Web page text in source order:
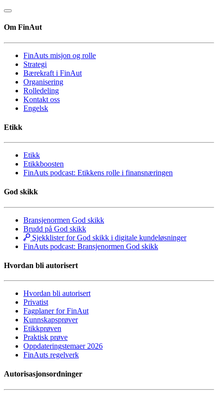
Om FinAut
FinAuts misjon og rolle
Strategi
Bærekraft i FinAut
Organisering
Rolledeling
Kontakt oss
Engelsk
Etikk
Etikk
Etikkboosten
FinAuts podcast: Etikkens rolle i finansnæringen
God skikk
Bransjenormen God skikk
Brudd på God skikk
Sjekklister for God skikk i digitale kundeløsninger
FinAuts podcast: Bransjenormen God skikk
Hvordan bli autorisert
Hvordan bli autorisert
Privatist
Fagplaner for FinAut
Kunnskapsprøver
Etikkprøven
Praktisk prøve
Oppdateringstemaer 2026
FinAuts regelverk
Autorisasjonsordninger